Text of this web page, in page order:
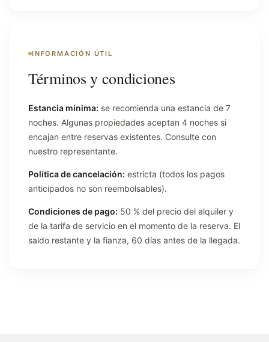
INFORMACIÓN ÚTIL
Términos y condiciones
Estancia mínima: se recomienda una estancia de 7
noches. Algunas propiedades aceptan 4 noches si
encajan entre reservas existentes. Consulte con
nuestro representante.
Política de cancelación: estricta (todos los pagos
anticipados no son reembolsables).
Condiciones de pago: 50 % del precio del alquiler y
de la tarifa de servicio en el momento de la reserva. El
saldo restante y la fianza, 60 días antes de la llegada.